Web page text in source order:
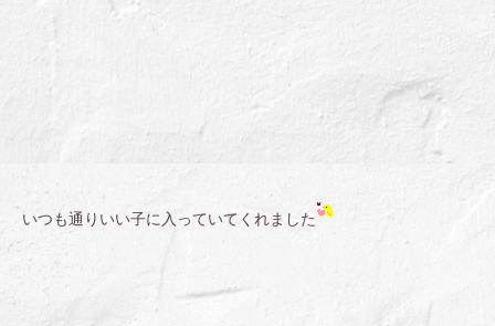
いつも通りいい子に入っていてくれました